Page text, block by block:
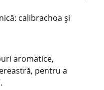
calibrachoa și
aromatice,
pentru a